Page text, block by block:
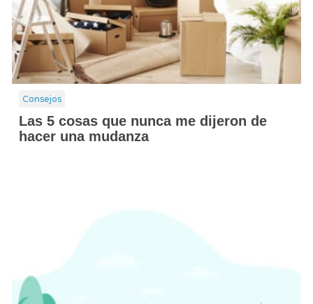
Consejos
Las 5 cosas que nunca me dijeron de
hacer una mudanza